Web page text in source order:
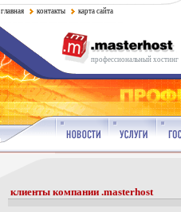
главная контакты карта сайта
профессиональный хостинг
клиенты компании .masterhost